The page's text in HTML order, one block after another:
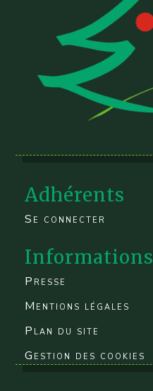
Adhérents
Se connecter
Informations
Presse
Mentions légales
Plan du site
Gestion des cookies